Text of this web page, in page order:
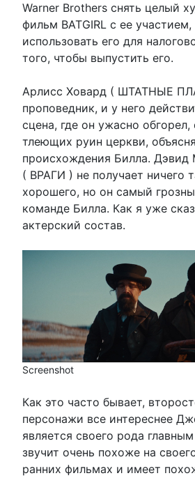
Warner Brothers снять целый
фильм BATGIRL с ее участием,
использовать его для
того, чтобы выпустить его.
Арлисс Ховард ( ШТАТНЫЕ
проповедник, и у него
сцена, где он ужасно обгорел,
тлеющих руин церкви,
происхождения Билла. Дэвид
( ВРАГИ ) не получает ничего
хорошего, но он самый
команде Билла. Как я уже
актерский состав.
Screenshot
Как это часто бывает,
персонажи все интереснее
является своего рода
звучит очень похоже на
ранних фильмах и имеет